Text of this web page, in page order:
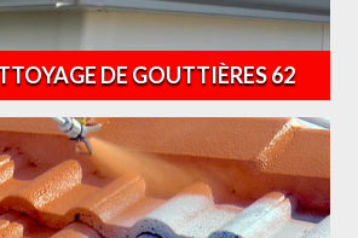
DE GOUTTIÈRES 62